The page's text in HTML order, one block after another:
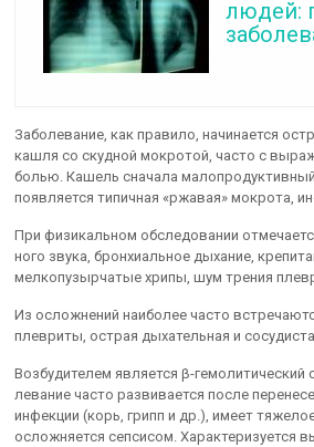
людей:
Заболевание, как правило, начинается
кашля со скудной мокротой, часто с
болью. Кашель сначала
появляется типич­ная «ржавая» мокрота,
При физикальном обследовании
ного звука, бронхиальное дыхание,
мелкопузыр­чатые хрипы, шум трения
Из осложнений наиболее часто
плевриты, острая дыхательная и
Возбудителем является β-гемолитический
левание часто развивается после
инфекции (корь, грипп и др.), имеет
осложняется сеп­сисом. Характеризуется